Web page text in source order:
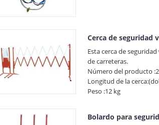
Cerca de seguridad
Esta cerca de
de carreteras.
Número del producto
Longitud de la
Peso :12 kg
Bolardo para